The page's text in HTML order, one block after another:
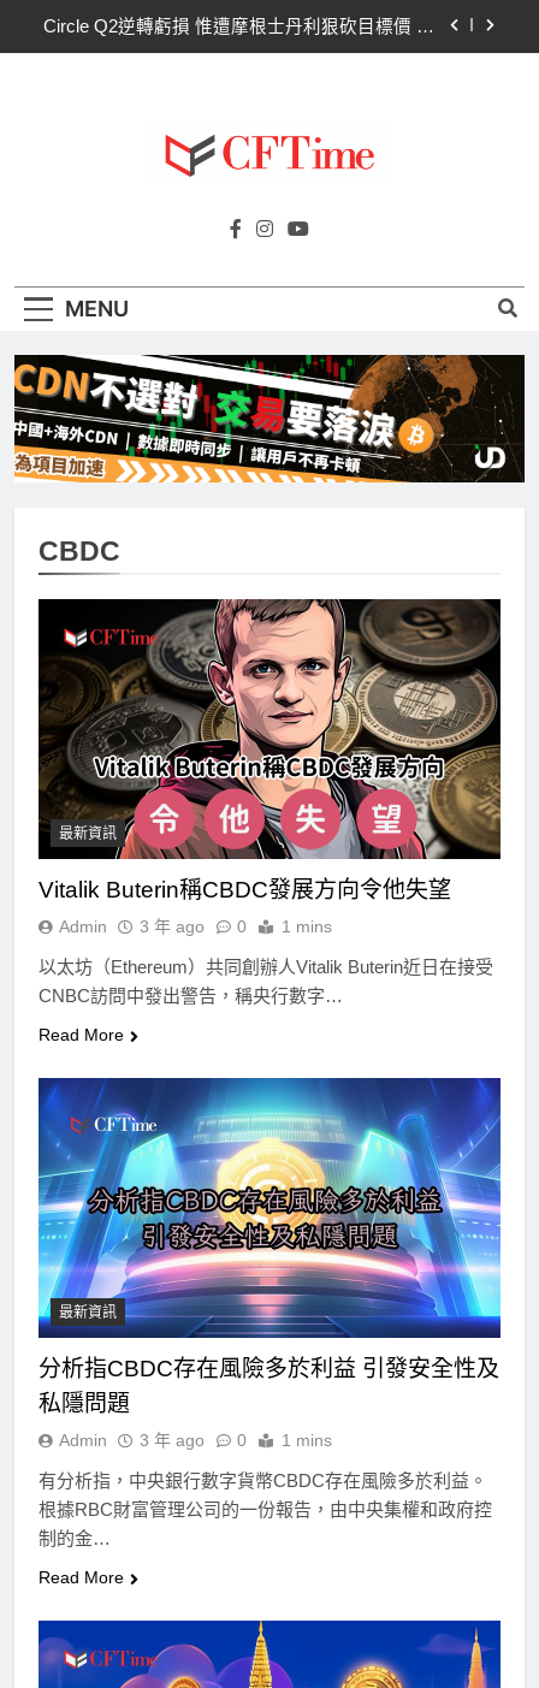
Circle Q2逆轉虧損 惟遭摩根士丹利狠砍目標價 市
比特幣失守關鍵阻力帶！50日SMA及斐波那契
63,600美元未收復，下降通道持續
Circle Q2逆轉虧損 惟遭摩根士丹利狠砍目標價 市
CLARITY法案60票門檻仍差關鍵缺口！民主黨七
Cftime.io
AI（ChatGPT）、區塊鏈、NFT、加密貨
MENU
CBDC
最新資訊
Vitalik Buterin稱CBDC發展方向令他失望
Admin 3 年 ago 0 1 mins
以太坊（Ethereum）共同創辦人Vitalik Buterin近日在接受
CNBC訪問中發出警告，稱央行數字…
Read More
最新資訊
分析指CBDC存在風險多於利益 引發安全性及
私隱問題
Admin 3 年 ago 0 1 mins
有分析指，中央銀行數字貨幣CBDC存在風險多於利益。
根據RBC財富管理公司的一份報告，由中央集權和政府控
制的金…
Read More